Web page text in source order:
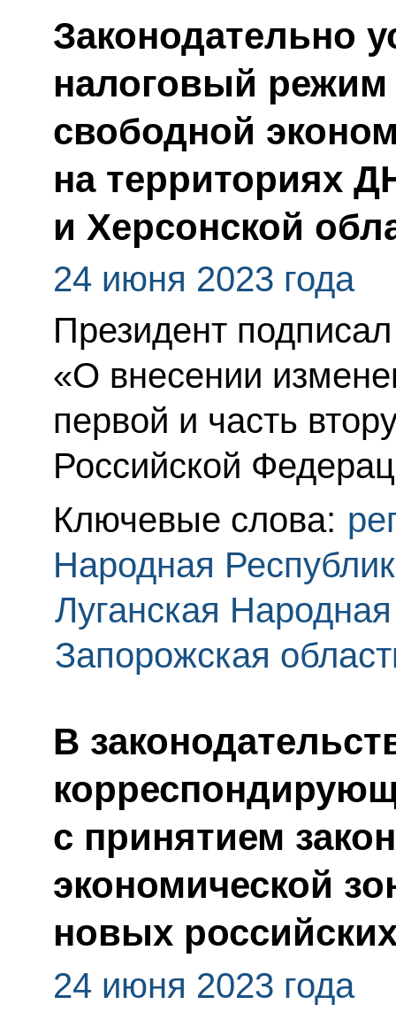
Законодательно
налоговый режим
свободной
на территориях
и Херсонской
24 июня 2023 года
Президент
«О внесении
первой и часть
Российской
Ключевые слова:
Народная
Луганская
Запорожская
В
с принятием
экономической
новых
24 июня 2023 года